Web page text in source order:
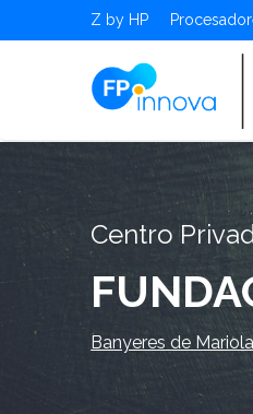
Z by HP
Centro
Banyeres de